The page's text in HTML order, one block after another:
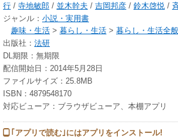
行 / 寺地敏郎 / 並木幹夫 / 吉岡邦彦 / 鈴木啓悦 /
ジャンル： 小説・実用書
趣味・生活 > 暮らし・生活 > 暮らし・生活全般
出版社： 法研
DL期限：無期限
配信開始日：2014年5月28日
ファイルサイズ：25.8MB
ISBN：4879548170
対応ビューア：ブラウザビューア、本棚アプリ
｢アプリで読む｣にはアプリをインストール!